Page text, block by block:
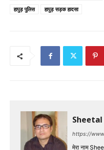
हापुड़ पुलिस
हापुड़ सड़क हादसा
https://
मेरा नाम